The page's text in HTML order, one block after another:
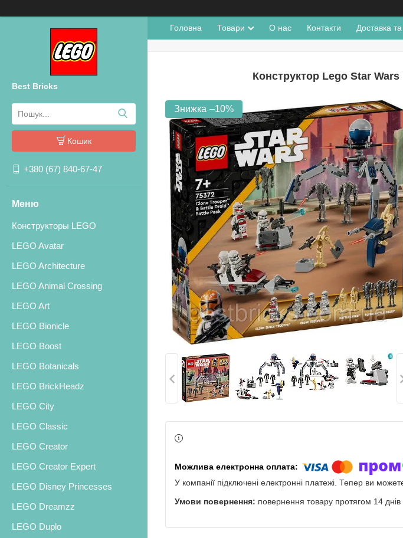
Best Bricks
Кошик
+380 (67) 840-67-47
Конструкторы LEGO
LEGO Avatar
LEGO Architecture
LEGO Animal Crossing
LEGO Art
LEGO Bionicle
LEGO Boost
LEGO Botanicals
LEGO BrickHeadz
LEGO City
LEGO Classic
LEGO Creator
LEGO Creator Expert
LEGO Disney Princesses
LEGO Dreamzz
LEGO Duplo
Головна Товари О нас Контакти Доставка
Конструктор Lego Star Wars
–10%
У компанії підключені електронні платежі. Тепер ви
повернення товару протягом 14 днів